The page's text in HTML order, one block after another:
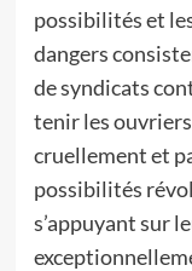
possibilités et
dangers
de syndicats
tenir les
cruellement et
possibilités
s’appuyant sur